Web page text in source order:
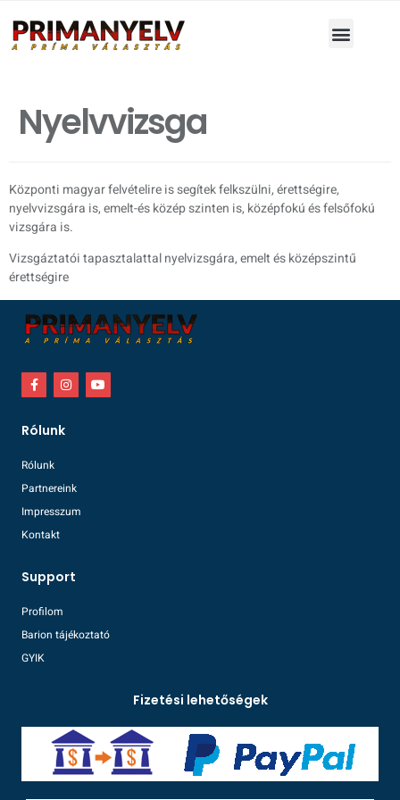
Nyelvvizsga
Központi magyar felvételire is segítek felkszülni, érettségire,
nyelvvizsgára is, emelt-és közép szinten is, középfokú és felsőfokú
vizsgára is.
Vizsgáztatói tapasztalattal nyelvizsgára, emelt és középszintű
érettségire
Rólunk
Rólunk
Partnereink
Impresszum
Kontakt
Support
Profilom
Barion tájékoztató
GYIK
Fizetési lehetőségek